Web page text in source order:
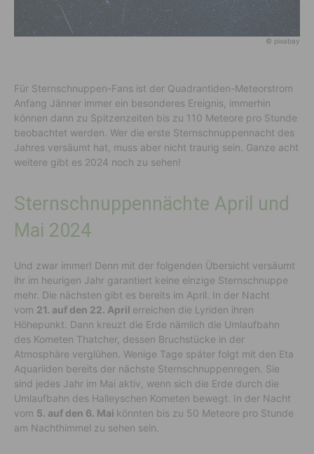
© pixabay
Für Sternschnuppen-Fans ist der Quadrantiden-Meteorstrom
Anfang Jänner immer ein besonderes Ereignis, immerhin
können dann zu Spitzenzeiten bis zu 110 Meteore pro Stunde
beobachtet werden. Wer die erste Sternschnuppennacht des
Jahres versäumt hat, muss aber nicht traurig sein. Ganze acht
weitere gibt es 2024 noch zu sehen!
Sternschnuppennächte April und
Mai 2024
Und zwar immer! Denn mit der folgenden Übersicht versäumt
ihr im heurigen Jahr garantiert keine einzige Sternschnuppe
mehr. Die nächsten gibt es bereits im April. In der Nacht
vom 21. auf den 22. April erreichen die Lyriden ihren
Höhepunkt. Dann kreuzt die Erde nämlich die Umlaufbahn
des Kometen Thatcher, dessen Bruchstücke in der
Atmosphäre verglühen. Wenige Tage später folgt mit den Eta
Aquariiden bereits der nächste Sternschnuppenregen. Sie
sind jedes Jahr im Mai aktiv, wenn sich die Erde durch die
Umlaufbahn des Halleyschen Kometen bewegt. In der Nacht
vom 5. auf den 6. Mai könnten bis zu 50 Meteore pro Stunde
am Nachthimmel zu sehen sein.